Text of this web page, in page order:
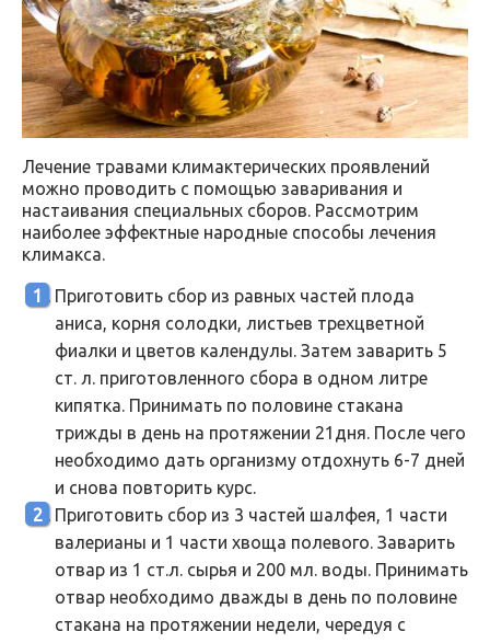
Лечение травами климактерических проявлений
можно проводить с помощью заваривания и
настаивания специальных сборов. Рассмотрим
наиболее эффектные народные способы лечения
климакса.
Приготовить сбор из равных частей плода
аниса, корня солодки, листьев трехцветной
фиалки и цветов календулы. Затем заварить 5
ст. л. приготовленного сбора в одном литре
кипятка. Принимать по половине стакана
трижды в день на протяжении 21дня. После чего
необходимо дать организму отдохнуть 6-7 дней
и снова повторить курс.
Приготовить сбор из 3 частей шалфея, 1 части
валерианы и 1 части хвоща полевого. Заварить
отвар из 1 ст.л. сырья и 200 мл. воды. Принимать
отвар необходимо дважды в день по половине
стакана на протяжении недели, чередуя с